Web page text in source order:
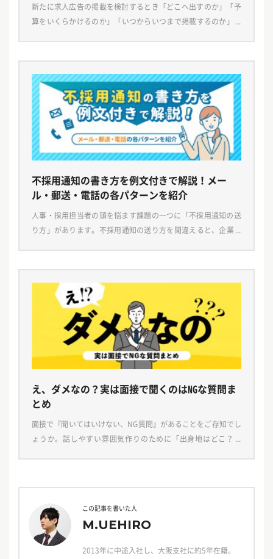
新たに求人広告の掲載を検討するとき「どこへ出すのか」「予
算をいくらかけるのか」「いつからいつまで掲載するのか」な
不採用通知の書き方を例文付きで解説！メー
ル・郵送・電話の各パターンを紹介
人事・採用担当者の頭を悩ます課題の一つに「不採用通知の送
り方」があります。不採用通知の送り方を間違えると、企業イ
え、ダメなの？実は面接で聞くのはNGな質問ま
とめ
面接で『聞いてはいけない、NG質問』があることをご存知でし
ょうか。話しやすい雰囲気作りのために「出身地はどこ？」
この記事を書いた人
M.UEHIRO
2013年に中途入社し、大阪支社に約5年在籍。